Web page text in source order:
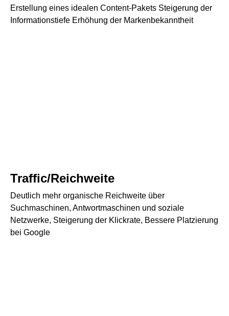
Erstellung eines idealen Content-Pakets Steigerung der
Informationstiefe Erhöhung der Markenbekanntheit
Traffic/Reichweite
Deutlich mehr organische Reichweite über
Suchmaschinen, Antwortmaschinen und soziale
Netzwerke, Steigerung der Klickrate, Bessere Platzierung
bei Google